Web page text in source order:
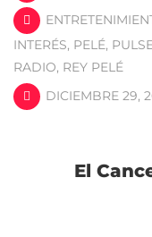
INTERÉS, PELÉ,
RADIO, REY PELÉ
DICIEMBRE 29,
El